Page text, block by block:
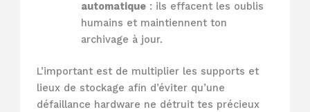
automatique: ils effacent les oublis
humains et maintiennent ton
archivage à jour.
L’important est de multiplier les supports et
lieux de stockage afin d’éviter qu’une
défaillance hardware ne détruit tes précieux